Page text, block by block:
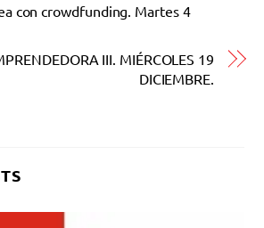
con crowdfunding. Martes 4
III. MIÉRCOLES 19
DICIEMBRE.